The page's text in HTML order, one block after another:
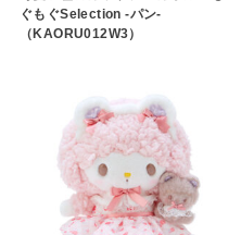
ぐもぐSelection -パン-
（KAORU012W3）